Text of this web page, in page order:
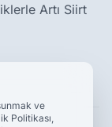
Artı Siirt
ve
Politikası,